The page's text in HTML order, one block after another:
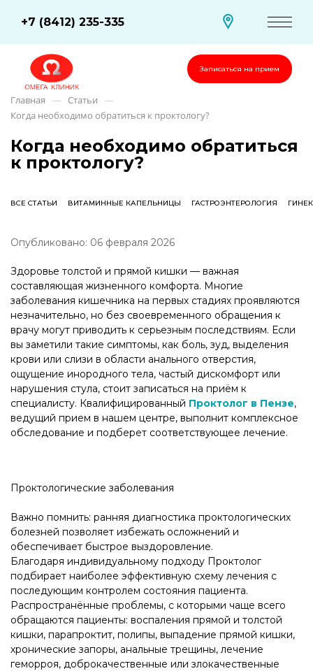
Записаться на прием
+7 (8412) 235-335
Главная — Статьи —
Когда необходимо обратиться к проктологу?
Когда необходимо обратиться
к проктологу?
ВСЕ СТАТЬИ ВИТАМИННЫЕ КАПЕЛЬНИЦЫ ГАСТРОЭНТЕРОЛОГИЯ
Опубликовано: 06 февраля 2026
Здоровье толстой и прямой кишки — важная
составляющая жизненного комфорта. Многие
заболевания кишечника на первых стадиях проявляются
незначительно, но без своевременного обращения к
врачу могут приводить к серьезным последствиям. Если
вы заметили такие симптомы, как боль, зуд, выделения
крови или слизи в области анального отверстия,
ощущение инородного тела, частый дискомфорт или
нарушения стула, стоит записаться на приём к
специалисту. Квалифицированный Проктолог в Пензе,
ведущий прием в нашем центре, выполнит комплексное
обследование и подберет соответствующее лечение.
Проктологические заболевания
Важно помнить: ранняя диагностика проктологических
болезней позволяет избежать осложнений и
обеспечивает быстрое выздоровление.
Благодаря индивидуальному подходу Проктолог
подбирает наиболее эффективную схему лечения с
последующим контролем состояния пациента.
Распространённые проблемы, с которыми чаще всего
обращаются пациенты: воспаления прямой и толстой
кишки, парапроктит, полипы, выпадение прямой кишки,
хронические запоры, анальные трещины, лечение
геморроя, доброкачественные или злокачественные